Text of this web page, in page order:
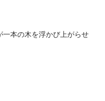
本の木を浮かび上がらせ